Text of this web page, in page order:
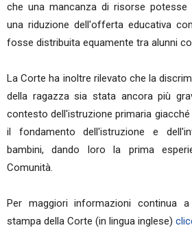
che una mancanza di risorse potesse
una riduzione dell'offerta educativa
fosse distribuita equamente tra alunni
La Corte ha inoltre rilevato che la
della ragazza sia stata ancora più
contesto dell'istruzione primaria
il fondamento dell'istruzione e
bambini, dando loro la prima
Comunità.
Per maggiori informazioni continua
stampa della Corte (in lingua inglese)